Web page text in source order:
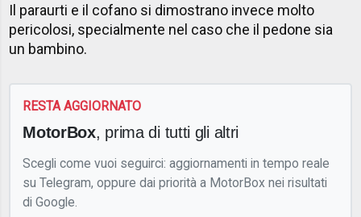
Il paraurti e il cofano si dimostrano invece molto
pericolosi, specialmente nel caso che il pedone sia
un bambino.
RESTA AGGIORNATO
MotorBox, prima di tutti gli altri
Scegli come vuoi seguirci: aggiornamenti in tempo reale
su Telegram, oppure dai priorità a MotorBox nei risultati
di Google.